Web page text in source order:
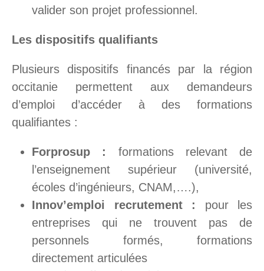
valider son projet professionnel.
Les dispositifs qualifiants
Plusieurs dispositifs financés par la région
occitanie permettent aux demandeurs
d’emploi d’accéder à des formations
qualifiantes :
Forprosup : formations relevant de
l’enseignement supérieur (université,
écoles d’ingénieurs, CNAM,….),
Innov’emploi recrutement : pour les
entreprises qui ne trouvent pas de
personnels formés, formations
directement articulées